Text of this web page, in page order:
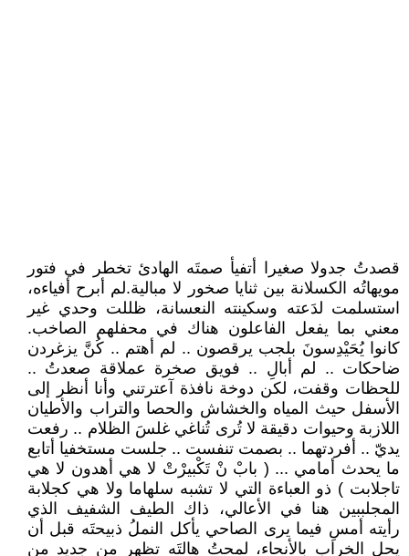
قصدتُ جدولا صغيرا أتفيأ صمتَه الهادئ تخطر في فتور
مويهاتُه الكسلانة بين ثنايا صخور لا مبالية.لم أبرح أفياءه،
استسلمت لدَعته وسكينته النعسانة، ظللت وحدي غير
معني بما يفعل الفاعلون هناك في محفلهم الصاخب.
كانوا يُحَيْدِسونَ بلجب يرقصون .. لم أهتم .. كُنَّ يزغردن
ضاحكات .. لم أبالِ .. فويق صخرة عملاقة صعدتُ ..
للحظات وقفت، لكن دوخة نافذة آعترتني وأنا أنظر إلى
الأسفل حيث المياه والخشاش والحصا والتراب والأطيان
اللازبة وحيوات دقيقة لا تُرى تُناغي غلسَ الظلام .. رفعت
يديّ .. أفردتهما .. بصمت تنفست .. جلست مستخفيا أتابع
ما يحدث أمامي ... ( بابْ نْ تَكْبيرْتْ لا هي أهدون لا هي
تاجلابت ) ذو العباءة التي لا تشبه سلهاما ولا هي كجلابة
المجلببين هنا في الأعالي، ذاك الطيف الشفيف الذي
رأيته أمسِ فيما يرى الصاحي يأكل النملُ ذبيحتَه قبل أن
يحل الخراب بالأنحاء، لمحتُ هالتَه تظهر من جديد من